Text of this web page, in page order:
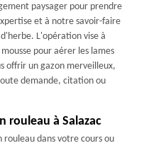
paysager pour prendre
et à notre savoir-faire
L'opération vise à
pour aérer les lames
offrir un gazon merveilleux,
demande, citation ou
rouleau à Salazac
rouleau dans votre cours ou